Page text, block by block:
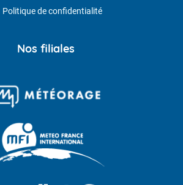
Politique de confidentialité
Nos filiales